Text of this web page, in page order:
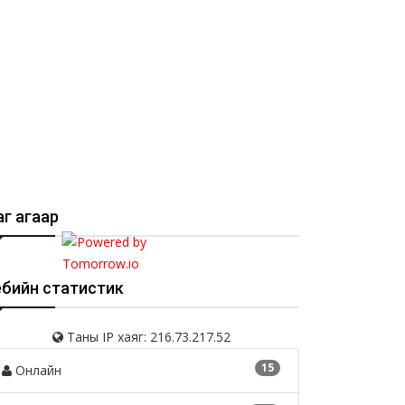
агаар
статистик
Таны IP хаяг: 216.73.217.52
15
Онлайн